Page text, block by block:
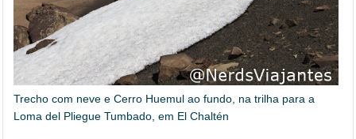
Trecho com neve e Cerro Huemul ao fundo, na trilha para a
Loma del Pliegue Tumbado, em El Chaltén